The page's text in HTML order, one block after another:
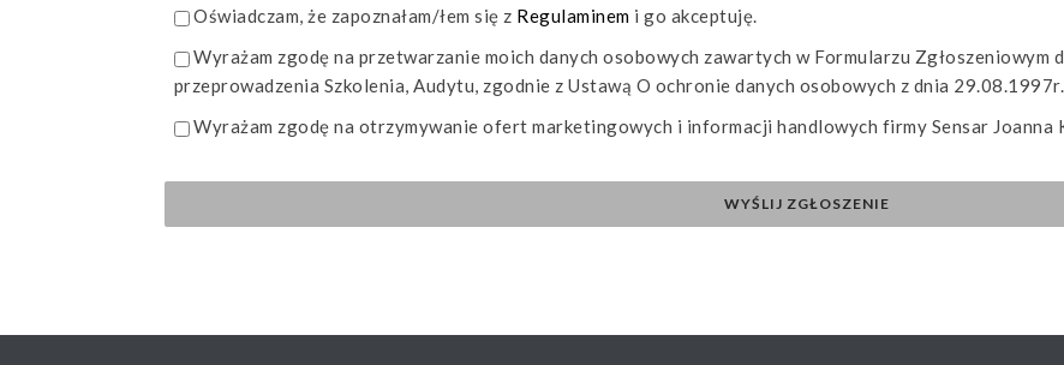
Oświadczam, że zapoznałam/łem się z Regulaminem i go akceptuję.
Wyrażam zgodę na przetwarzanie moich danych osobowych zawartych w Formularzu Zgłoszeniowym
przeprowadzenia Szkolenia, Audytu, zgodnie z Ustawą O ochronie danych osobowych z dnia 29.08.1997r.
Wyrażam zgodę na otrzymywanie ofert marketingowych i informacji handlowych firmy Sensar Joanna